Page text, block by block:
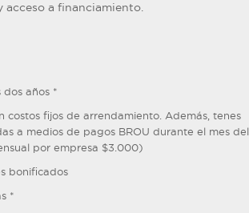
a financiamiento.
dos años *
costos fijos de arrendamiento. Además, tenes
a medios de pagos BROU durante el mes del
por empresa $3.000)
bonificados
*